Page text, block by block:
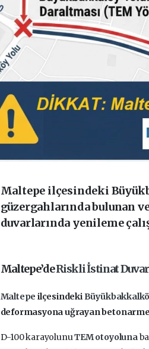
Maltepe ilçesindeki
güzergahlarında bulunan
duvarlarında yenileme
Maltepe’deRiskli İstinat
Maltepe ilçesindeki
deformasyona uğrayan betonarme
D-100 karayolunuTEM otoyoluna